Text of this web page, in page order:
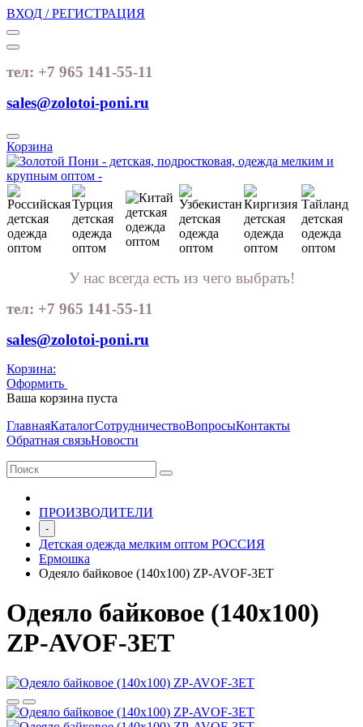
ВХОД / РЕГИСТРАЦИЯ
тел: +7 965 141-55-11
sales@zolotoi-poni.ru
Корзина
У нас всегда есть из чего выбрать!
тел: +7 965 141-55-11
sales@zolotoi-poni.ru
Корзина:
Оформить
Ваша корзина пуста
ГлавнаяКаталогСотрудничествоВопросыКонтакты
Обратная связьНовости
ПРОИЗВОДИТЕЛИ
-
Детская одежда мелким оптом РОССИЯ
Ермошка
Одеяло байковое (140х100) ZP-AVOF-3ЕТ
Одеяло байковое (140х100)
ZP-AVOF-3ЕТ